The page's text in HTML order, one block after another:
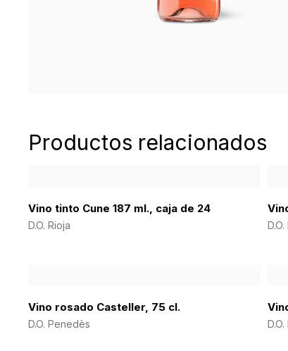
Productos relacionados
Vino tinto Cune 187 ml., caja de 24
D.O. Rioja
Vino rosado Casteller, 75 cl.
D.O. Penedès